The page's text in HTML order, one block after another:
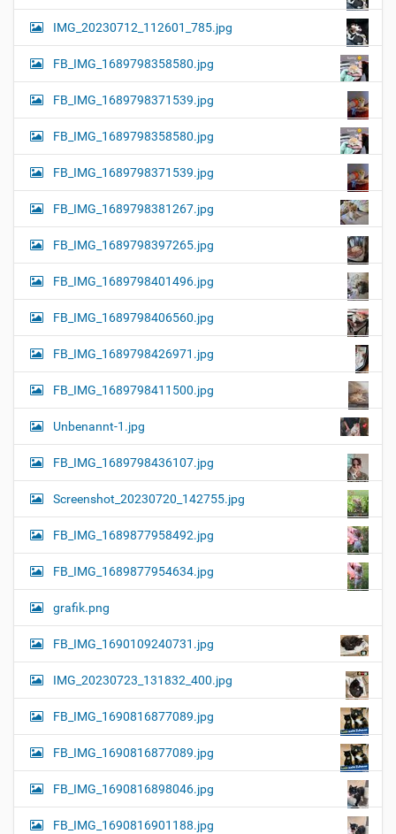
IMG_20230712_112601_785.jpg
FB_IMG_1689798358580.jpg
FB_IMG_1689798371539.jpg
FB_IMG_1689798358580.jpg
FB_IMG_1689798371539.jpg
FB_IMG_1689798381267.jpg
FB_IMG_1689798397265.jpg
FB_IMG_1689798401496.jpg
FB_IMG_1689798406560.jpg
FB_IMG_1689798426971.jpg
FB_IMG_1689798411500.jpg
Unbenannt-1.jpg
FB_IMG_1689798436107.jpg
Screenshot_20230720_142755.jpg
FB_IMG_1689877958492.jpg
FB_IMG_1689877954634.jpg
grafik.png
FB_IMG_1690109240731.jpg
IMG_20230723_131832_400.jpg
FB_IMG_1690816877089.jpg
FB_IMG_1690816877089.jpg
FB_IMG_1690816898046.jpg
FB_IMG_1690816901188.jpg